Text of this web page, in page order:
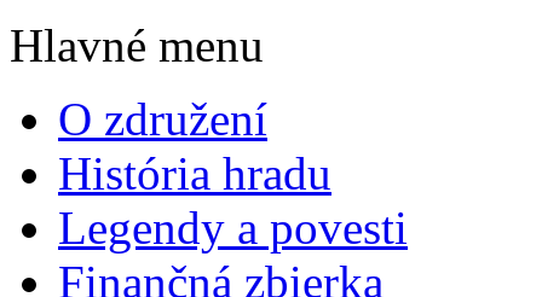
Hlavné menu
O združení
História hradu
Legendy a povesti
Finančná zbierka